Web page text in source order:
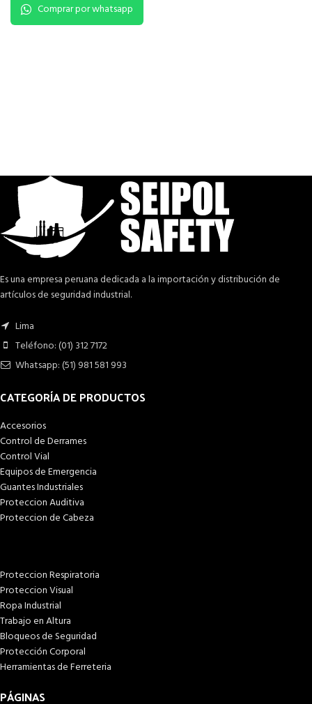
Comprar por whatsapp
Es una empresa peruana dedicada a la importación y distribución de
artículos de seguridad industrial.
Lima
Teléfono: (01) 312 7172
Whatsapp: (51) 981 581 993
CATEGORÍA DE PRODUCTOS
Accesorios
Control de Derrames
Control Vial
Equipos de Emergencia
Guantes Industriales
Proteccion Auditiva
Proteccion de Cabeza
Proteccion Respiratoria
Proteccion Visual
Ropa Industrial
Trabajo en Altura
Bloqueos de Seguridad
Protección Corporal
Herramientas de Ferreteria
PÁGINAS